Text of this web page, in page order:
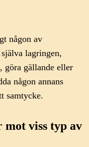
någon av
lagringen,
göra gällande eller
någon annans
samtycke.
viss typ av